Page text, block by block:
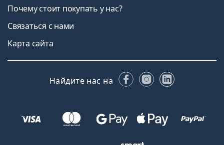
Почему стоит покупать у нас?
Связаться с нами
Карта сайта
Найдите нас на FacebookInstagram
LinkedIn